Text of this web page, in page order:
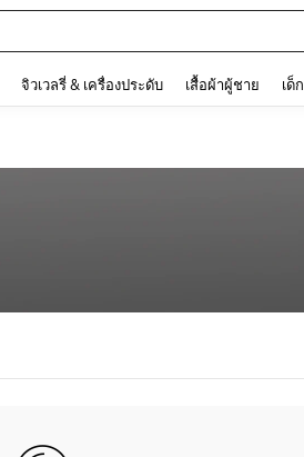
จิวเวลรี่ & เครื่องประดับ เสื้อผ้าผู้ชาย เด็ก